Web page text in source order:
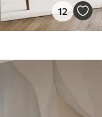
12